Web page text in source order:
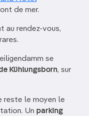
de mer.
au rendez-vous,
se
Kühlungsborn, sur
reste le moyen le
Un parking